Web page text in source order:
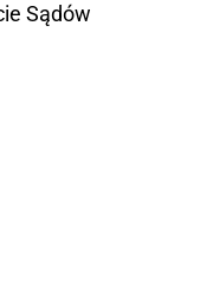
Sądów